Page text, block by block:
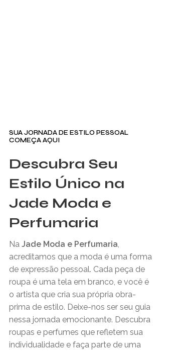
SUA JORNADA DE ESTILO PESSOAL
COMEÇA AQUI
Descubra Seu
Estilo Único na
Jade Moda e
Perfumaria
Na Jade Moda e Perfumaria,
acreditamos que a moda é uma forma
de expressão pessoal. Cada peça de
roupa é uma tela em branco, e você é
o artista que cria sua própria obra-
prima de estilo. Deixe-nos ser seu guia
nessa jornada emocionante. Descubra
roupas e perfumes que refletem sua
individualidade e faça parte de uma